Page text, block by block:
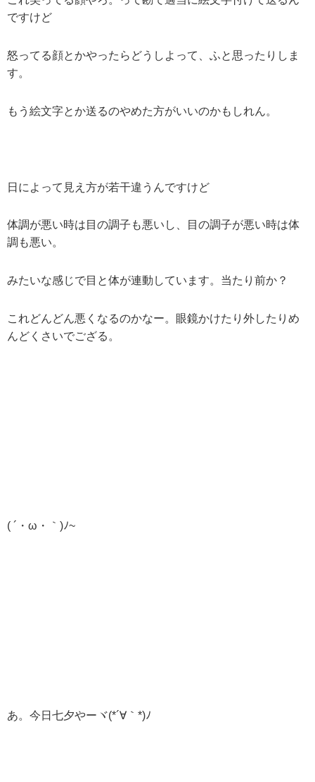
ですけど
怒ってる顔とかやったらどうしよって、ふと思ったりしま
す。
もう絵文字とか送るのやめた方がいいのかもしれん。
日によって見え方が若干違うんですけど
体調が悪い時は目の調子も悪いし、目の調子が悪い時は体
調も悪い。
みたいな感じで目と体が連動しています。当たり前か？
これどんどん悪くなるのかなー。眼鏡かけたり外したりめ
んどくさいでござる。
( ´・ω・｀)ﾉ~
あ。今日七夕やーヾ(*´∀｀*)ﾉ